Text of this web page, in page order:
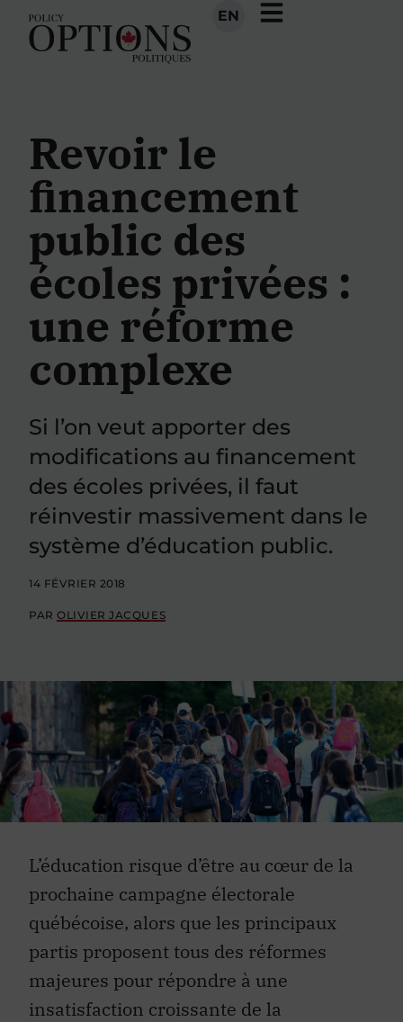
EN
Revoir le
financement
public des
écoles privées :
une réforme
complexe
Si l’on veut apporter des
modifications au financement
des écoles privées, il faut
réinvestir massivement dans le
système d’éducation public.
14 FÉVRIER 2018
PAROLIVIER JACQUES
L’éducation risque d’être au cœur de la
prochaine campagne électorale
québécoise, alors que les principaux
partis proposent tous des réformes
majeures pour répondre à une
insatisfaction croissante de la